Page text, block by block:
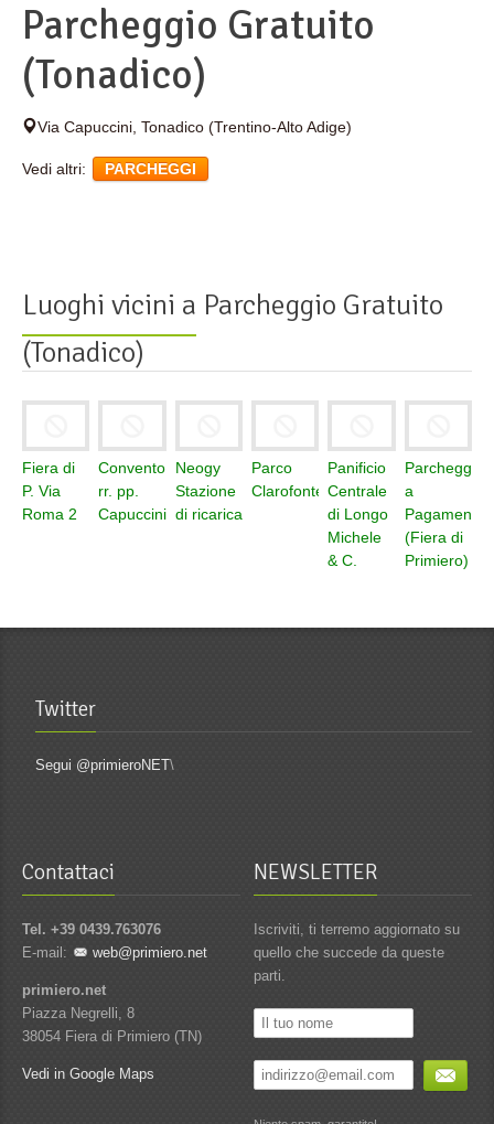
Parcheggio Gratuito
(Tonadico)
Via Capuccini, Tonadico (Trentino-Alto Adige)
Vedi altri: PARCHEGGI
Luoghi vicini a Parcheggio Gratuito
(Tonadico)
Fiera di
P. Via
Roma 2
Convento
rr. pp.
Capuccini
Neogy
Stazione
di ricarica
Parco
Clarofonte
Panificio
Centrale
di Longo
Michele
& C.
Parcheggio
a
Pagamento
(Fiera di
Primiero)
Twitter
Segui @primieroNET\
Contattaci
Tel. +39 0439.763076
E-mail:
web@primiero.net
primiero.net
Piazza Negrelli, 8
38054 Fiera di Primiero (TN)
Vedi in Google Maps
NEWSLETTER
Iscriviti, ti terremo aggiornato su
quello che succede da queste
parti.